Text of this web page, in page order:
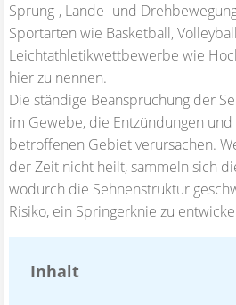
Sprung-, Lande- und
Sportarten wie Basketball,
Leichtathletikwettbewerbe wie
hier zu nennen.
Die ständige Beanspruchung der
im Gewebe, die Entzündungen
betroffenen Gebiet verursachen.
der Zeit nicht heilt, sammeln sich
wodurch die Sehnenstruktur
Risiko, ein Springerknie zu
Inhalt